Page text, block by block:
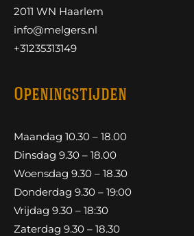
2011 WN Haarlem
info@melgers.nl
+31235313149
Openingstijden
Maandag 10.30 – 18.00
Dinsdag 9.30 – 18.00
Woensdag 9.30 – 18.30
Donderdag 9.30 – 19:00
Vrijdag 9.30 – 18:30
Zaterdag 9.30 – 18.30